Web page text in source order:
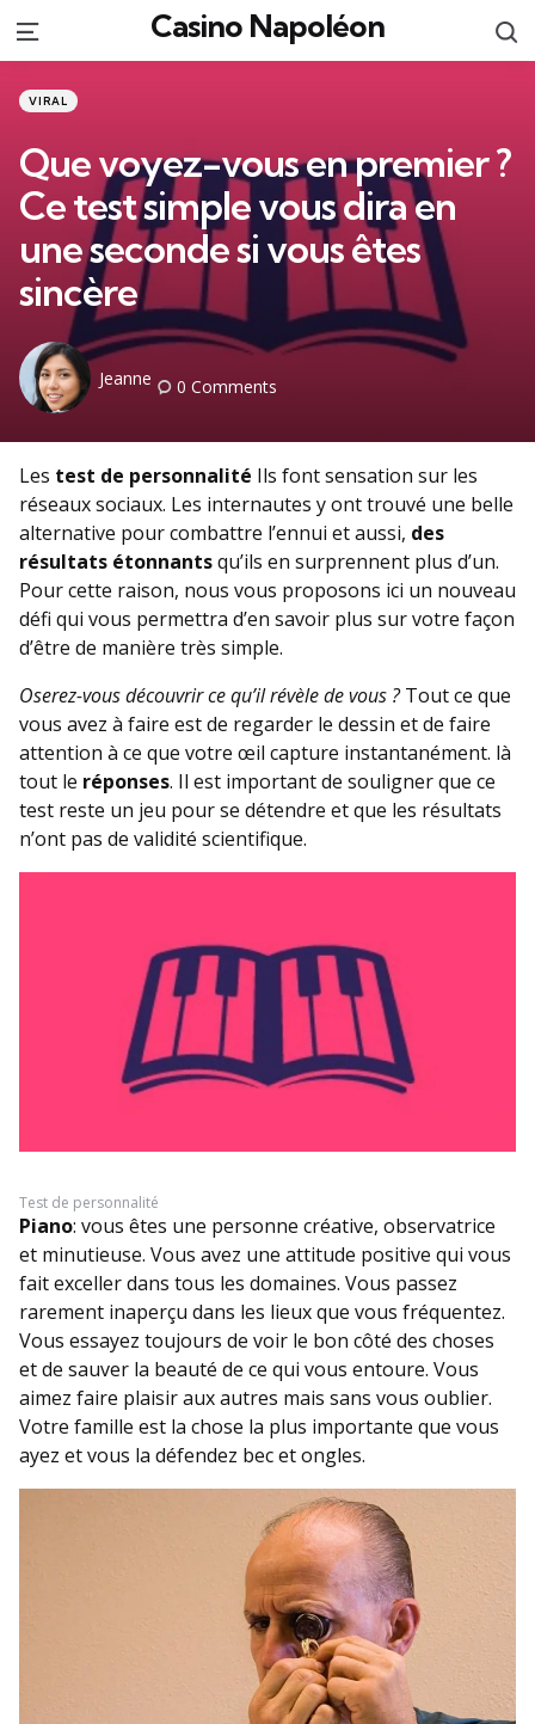
Menu Casino Napoléon
Categories
Posted
in
VIRAL
Que voyez-vous en premier ?
Ce test simple vous dira en
une seconde si vous êtes
sincère
Posted
Jeanne 0 Comments
Les test de personnalité Ils font sensation sur les
réseaux sociaux. Les internautes y ont trouvé une belle
alternative pour combattre l’ennui et aussi, des
résultats étonnantsqu’ils en surprennent plus d’un.
Pour cette raison, nous vous proposons ici un nouveau
défi qui vous permettra d’en savoir plus sur votre façon
d’être de manière très simple.
Oserez-vous découvrir ce qu’il révèle de vous ?Tout ce que
vous avez à faire est de regarder le dessin et de faire
attention à ce que votre œil capture instantanément. là
tout le réponses. Il est important de souligner que ce
test reste un jeu pour se détendre et que les résultats
n’ont pas de validité scientifique.
Test de personnalité
Piano: vous êtes une personne créative, observatrice
et minutieuse. Vous avez une attitude positive qui vous
fait exceller dans tous les domaines. Vous passez
rarement inaperçu dans les lieux que vous fréquentez.
Vous essayez toujours de voir le bon côté des choses
et de sauver la beauté de ce qui vous entoure. Vous
aimez faire plaisir aux autres mais sans vous oublier.
Votre famille est la chose la plus importante que vous
ayez et vous la défendez bec et ongles.